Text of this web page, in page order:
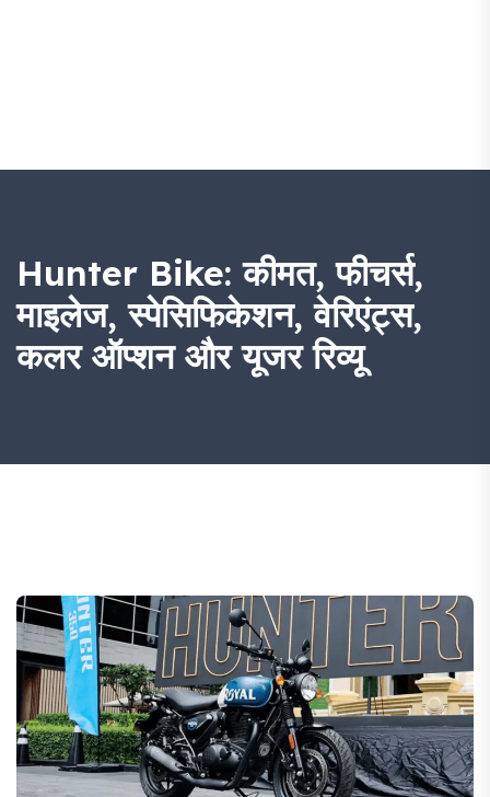
Hunter Bike: कीमत, फीचर्स,
माइलेज, स्पेसिफिकेशन, वेरिएंट्स,
कलर ऑप्शन और यूजर रिव्यू